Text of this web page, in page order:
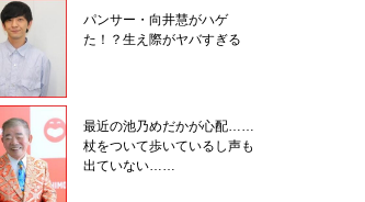
パンサー・向井慧がハゲ
た！？生え際がヤバすぎる
最近の池乃めだかが心配……
杖をついて歩いているし声も
出ていない……